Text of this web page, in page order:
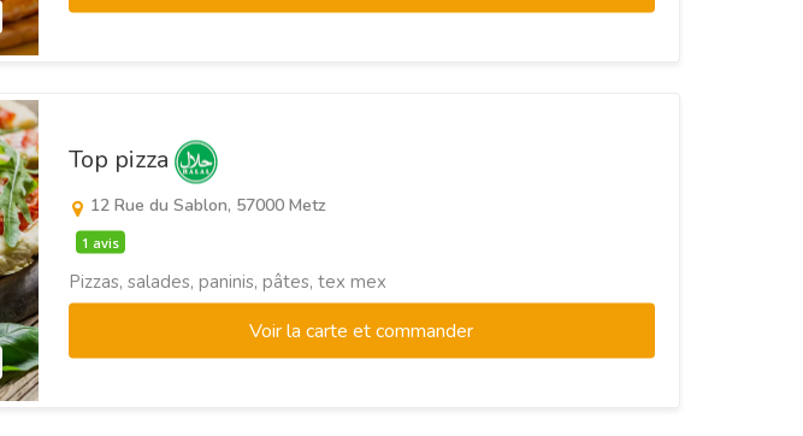
Top pizza
12 Rue du Sablon, 57000 Metz
1 avis
Pizzas, salades, paninis, pâtes, tex mex
Voir la carte et commander